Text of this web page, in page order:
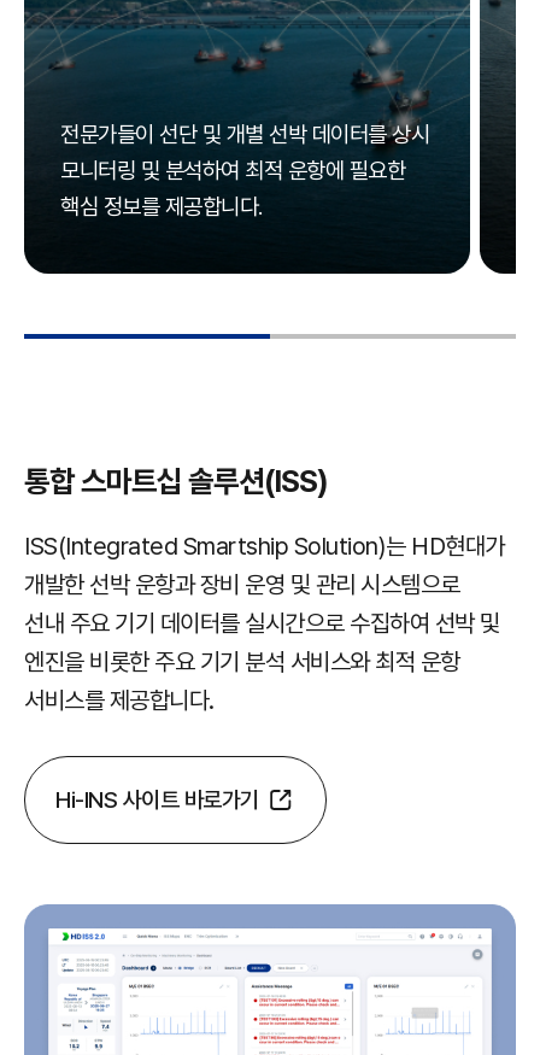
전문가들이 선단 및 개별 선박 데이터를 상시
모니터링 및 분석하여 최적 운항에 필요한
핵심 정보를 제공합니다.
통합 스마트십 솔루션(ISS)
ISS(Integrated Smartship Solution)는 HD현대가
개발한 선박 운항과 장비 운영 및 관리 시스템으로
선내 주요 기기 데이터를 실시간으로 수집하여 선박 및
엔진을 비롯한 주요 기기 분석 서비스와 최적 운항
서비스를 제공합니다.
Hi-INS 사이트 바로가기